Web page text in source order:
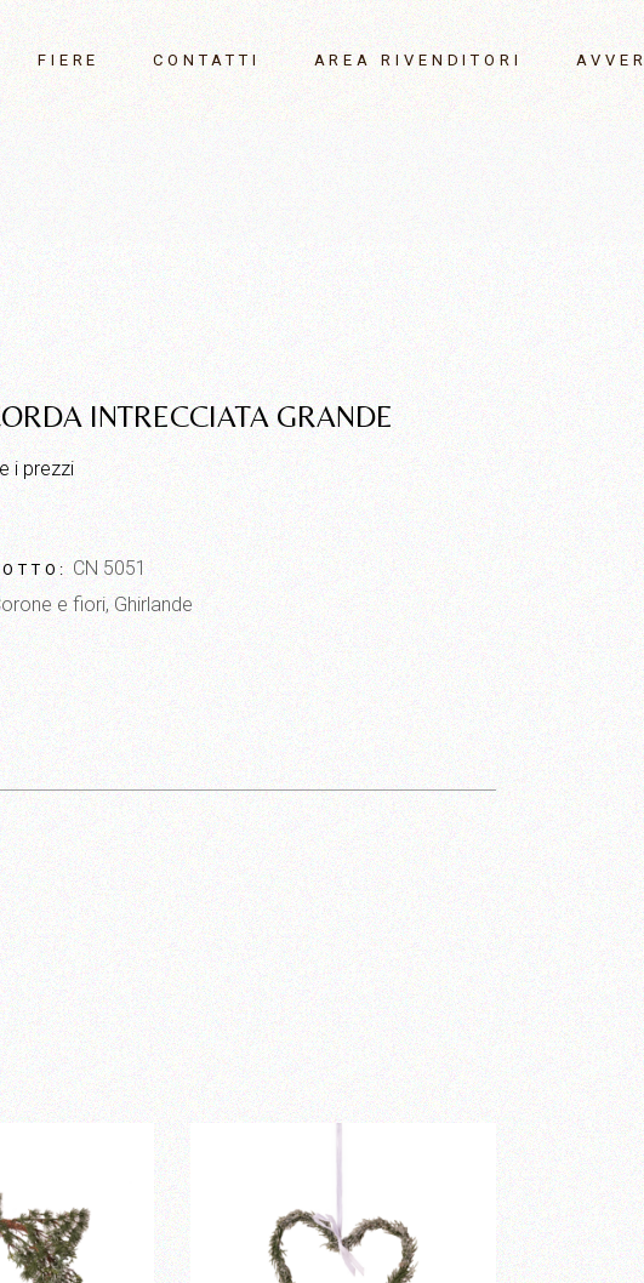
FIERE
Maison&Object 10-14
Gennaio 2027
CONTATTI AREA RIVENDITORI
INTRECCIATA GRANDE
i prezzi
CN 5051
e fiori, Ghirlande